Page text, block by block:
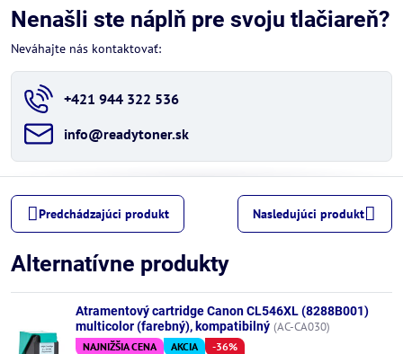
Nenašli ste náplň pre svoju tlačiareň?
Neváhajte nás kontaktovať:
+421 944 322 536
info​@readytoner​.sk
Predchádzajúci produkt Nasledujúci produkt
Alternatívne produkty
Atramentový cartridge Canon CL546XL (8288B001)
multicolor (farebný), kompatibilný (AC-CA030)
NAJNIŽŠIA CENA AKCIA -36%